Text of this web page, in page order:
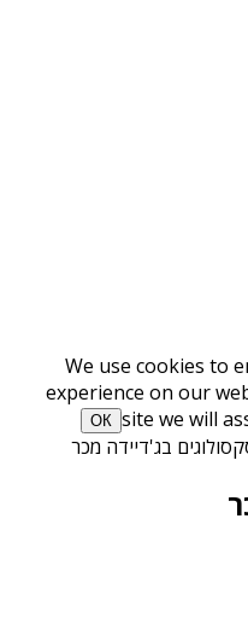
We use cookies to
experience on our
site we will
ОК
בג'דיידה מכר